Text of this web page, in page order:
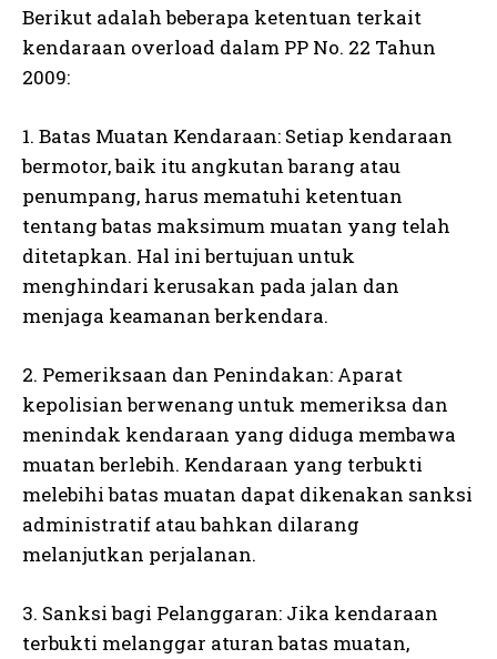
Berikut adalah beberapa ketentuan terkait
kendaraan overload dalam PP No. 22 Tahun
2009:
1. Batas Muatan Kendaraan: Setiap kendaraan
bermotor, baik itu angkutan barang atau
penumpang, harus mematuhi ketentuan
tentang batas maksimum muatan yang telah
ditetapkan. Hal ini bertujuan untuk
menghindari kerusakan pada jalan dan
menjaga keamanan berkendara.
2. Pemeriksaan dan Penindakan: Aparat
kepolisian berwenang untuk memeriksa dan
menindak kendaraan yang diduga membawa
muatan berlebih. Kendaraan yang terbukti
melebihi batas muatan dapat dikenakan sanksi
administratif atau bahkan dilarang
melanjutkan perjalanan.
3. Sanksi bagi Pelanggaran: Jika kendaraan
terbukti melanggar aturan batas muatan,